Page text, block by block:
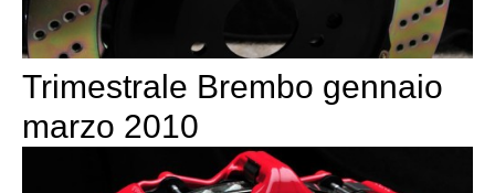
Trimestrale Brembo gennaio
marzo 2010